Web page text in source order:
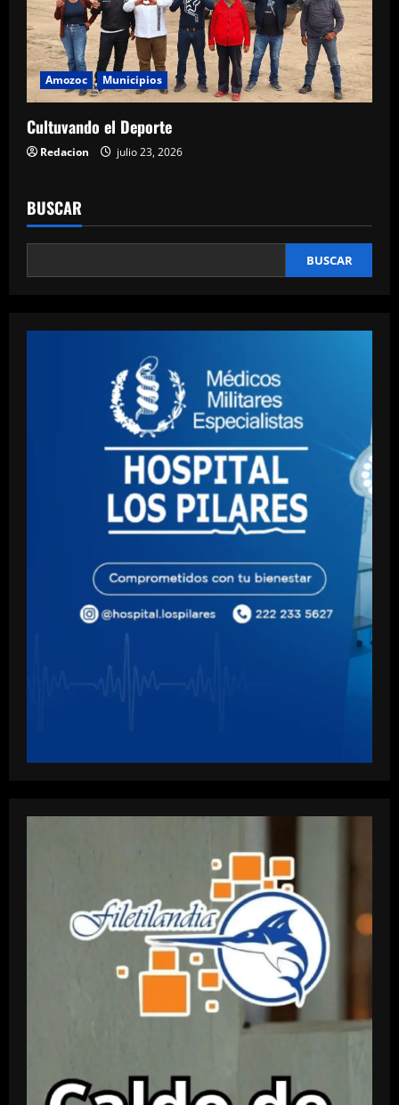
Amozoc Municipios
Cultuvando el Deporte
Redacion julio 23, 2026
BUSCAR
BUSCAR